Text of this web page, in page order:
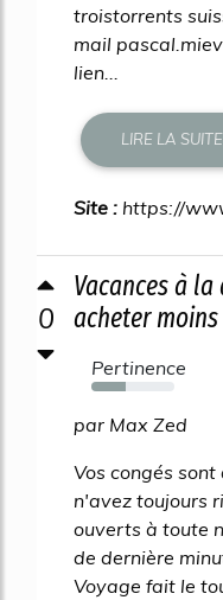
troistorrents
mail
lien...
LIRE LA SUITE
Site : https://
0
Vacances à
acheter moins
Pertinence
41%
par Max Zed
Vos congés
n'avez toujours
ouverts à toute
de dernière
Voyage fait le